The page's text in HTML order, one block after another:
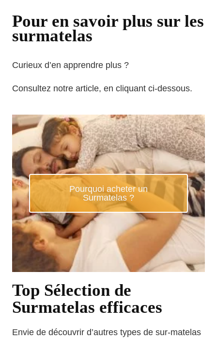
Pour en savoir plus sur les
surmatelas
Curieux d’en apprendre plus ?
Consultez notre article, en cliquant ci-dessous.
Pourquoi acheter un
Surmatelas ?
Top Sélection de
Surmatelas efficaces
Envie de découvrir d’autres types de sur-matelas